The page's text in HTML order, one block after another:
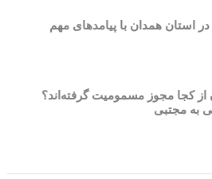
همدان با پیامد‌های مهم
از کجا مجوز مسمومیت گرفته‌اند؟
به مجتبی